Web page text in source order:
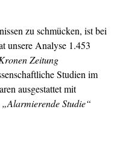
zu schmücken, ist bei
unsere Analyse 1.453
Zeitung
Studien im
ausgestattet mit
„Alarmierende Studie“